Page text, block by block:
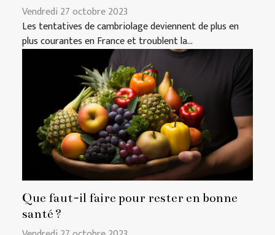
Vendredi 27 octobre 2023
Les tentatives de cambriolage deviennent de plus en
plus courantes en France et troublent la...
Que faut-il faire pour rester en bonne
santé ?